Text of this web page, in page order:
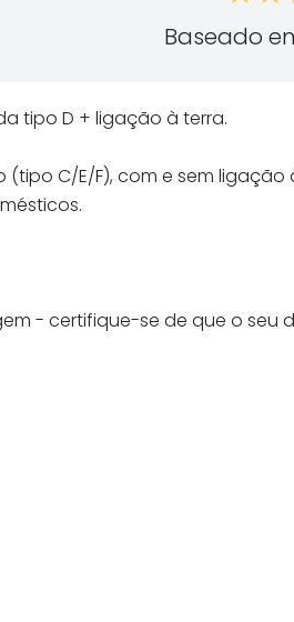
Baseado
tipo D + ligação à terra.
C/E/F), com e sem
- certifique-se de que o seu